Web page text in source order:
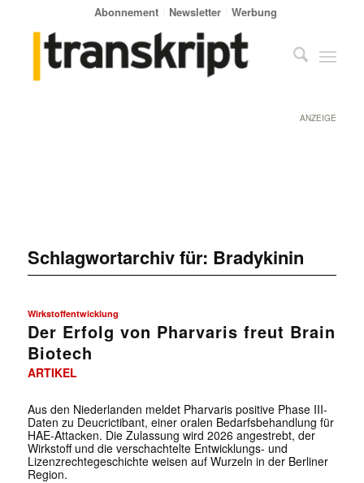
Abonnement Newsletter Werbung
ANZEIGE
Schlagwortarchiv für: Bradykinin
Wirkstoffentwicklung
Der Erfolg von Pharvaris freut Brain
Biotech
ARTIKEL
Aus den Niederlanden meldet Pharvaris positive Phase III-
Daten zu Deucrictibant, einer oralen Bedarfsbehandlung für
HAE-Attacken. Die Zulassung wird 2026 angestrebt, der
Wirkstoff und die verschachtelte Entwicklungs- und
Lizenzrechtegeschichte weisen auf Wurzeln in der Berliner
Region.